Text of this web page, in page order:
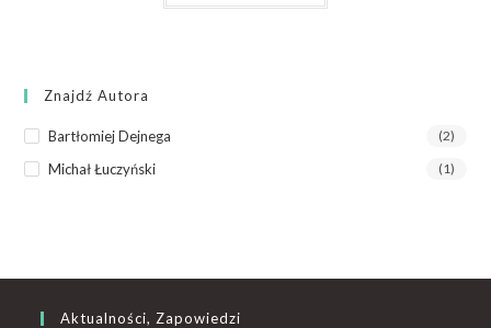
Znajdź Autora
Bartłomiej Dejnega (2)
Michał Łuczyński (1)
Aktualności, Zapowiedzi